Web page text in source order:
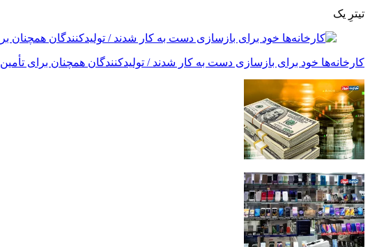
تیترِ یک
کارخانه‌ها خود برای بازسازی دست به کار شدند / تولیدکنندگان همچنان برای